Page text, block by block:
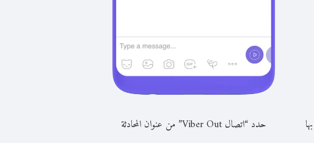
حدد “اتصال Viber Out” من عنوان المحادثة